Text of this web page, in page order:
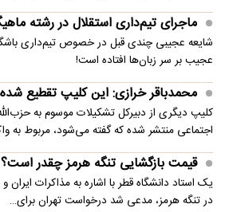
ماجرای تیم‌داری استقلال در رشته
شایعه عجیبی چندی قبل در خصوص تیم‌داری
عجیب بر سر زبان‌ها افتاده است!
محمدباقر خرازی: این کلیپ تقطیع
کلیپ دیگری از دبیرکل تشکیلات موسوم به
اجتماعی منتشر شده که گفته می‌شود، مربوط به
قیمت بازگشایی تنگه هرمز چقدر است؟
یک استاد دانشگاه قطر با اشاره به مذاکرات ایران
در تنگه هرمز، مدعی شد درخواست تهران برای…